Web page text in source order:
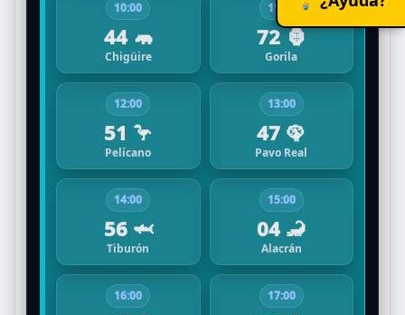
10:00
44 🦛
Chigüire
11:00
72 🦍
Gorila
12:00
51 🦩
Pelícano
13:00
47 🦚
Pavo Real
14:00
56 🦈
Tiburón
15:00
04 🦂
Alacrán
16:00 17:00